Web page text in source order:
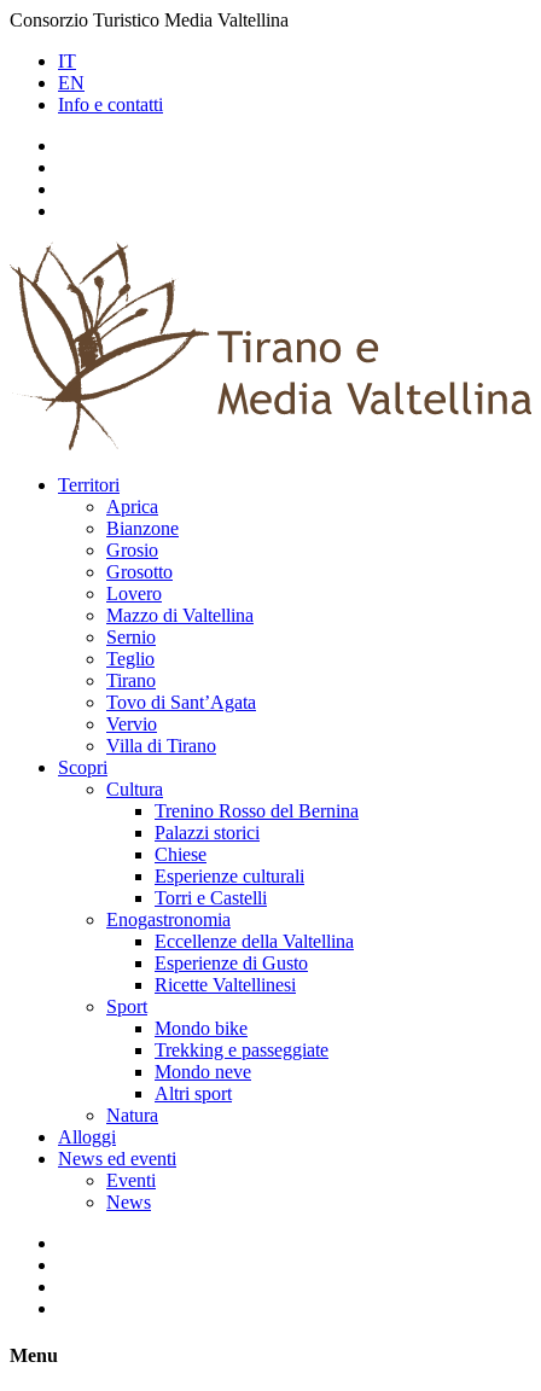
Consorzio Turistico Media Valtellina
IT
EN
Info e contatti
Territori
Aprica
Bianzone
Grosio
Grosotto
Lovero
Mazzo di Valtellina
Sernio
Teglio
Tirano
Tovo di Sant’Agata
Vervio
Villa di Tirano
Scopri
Cultura
Trenino Rosso del Bernina
Palazzi storici
Chiese
Esperienze culturali
Torri e Castelli
Enogastronomia
Eccellenze della Valtellina
Esperienze di Gusto
Ricette Valtellinesi
Sport
Mondo bike
Trekking e passeggiate
Mondo neve
Altri sport
Natura
Alloggi
News ed eventi
Eventi
News
Menu